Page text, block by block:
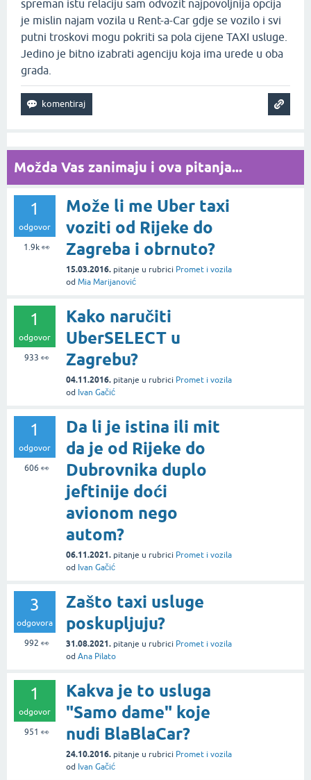
spreman istu relaciju sam odvozit najpovoljnija opcija
je mislin najam vozila u Rent-a-Car gdje se vozilo i svi
putni troskovi mogu pokriti sa pola cijene TAXI usluge.
Jedino je bitno izabrati agenciju koja ima urede u oba
grada.
Možda Vas zanimaju i ova pitanja...
1
odgovor
1.9k👀
Može li me Uber taxi
voziti od Rijeke do
Zagreba i obrnuto?
15.03.2016. pitanje u rubrici Promet i vozila
od Mia Marijanović
1
odgovor
933 👀
Kako naručiti
UberSELECT u
Zagrebu?
04.11.2016. pitanje u rubrici Promet i vozila
od Ivan Gačić
1
odgovor
606 👀
Da li je istina ili mit
da je od Rijeke do
Dubrovnika duplo
jeftinije doći
avionom nego
autom?
06.11.2021. pitanje u rubrici Promet i vozila
od Ivan Gačić
3
odgovora
992 👀
Zašto taxi usluge
poskupljuju?
31.08.2021. pitanje u rubrici Promet i vozila
od Ana Pilato
1
odgovor
951 👀
Kakva je to usluga
"Samo dame" koje
nudi BlaBlaCar?
24.10.2016. pitanje u rubrici Promet i vozila
od Ivan Gačić